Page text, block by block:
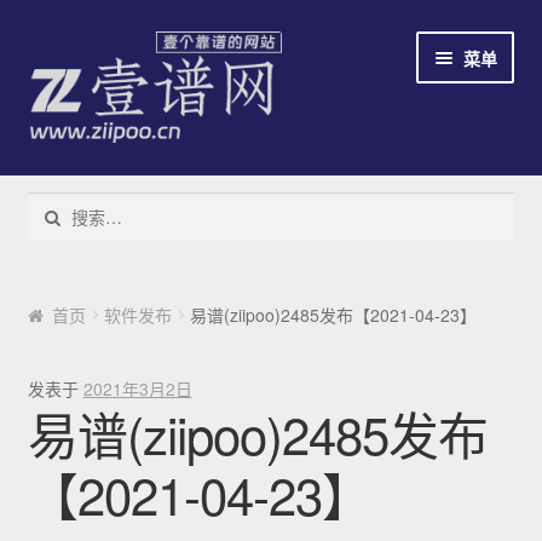
菜单
教程
云易谱
免费/收费
新手指南
搜索：
首页 软件发布 易谱(ziipoo)2485发布【2021-04-23】
发表于 2021年3月2日
易谱(ziipoo)2485发布
【2021-04-23】